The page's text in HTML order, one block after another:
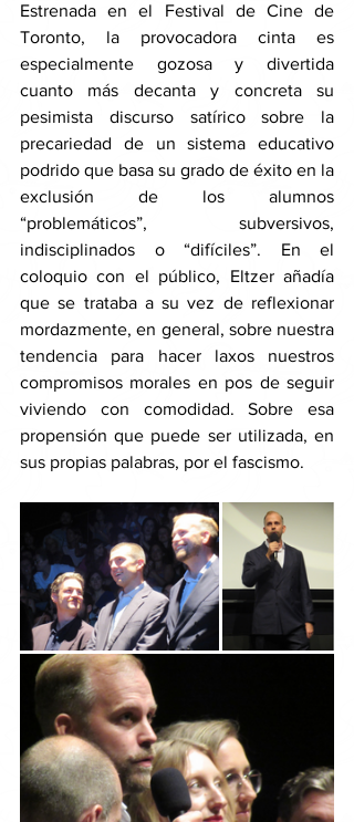
Estrenada en el Festival de Cine de
Toronto, la provocadora cinta es
especialmente gozosa y divertida
cuanto más decanta y concreta su
pesimista discurso satírico sobre la
precariedad de un sistema educativo
podrido que basa su grado de éxito en la
exclusión de los alumnos
“problemáticos”, subversivos,
indisciplinados o “difíciles”. En el
coloquio con el público, Eltzer añadía
que se trataba a su vez de reflexionar
mordazmente, en general, sobre nuestra
tendencia para hacer laxos nuestros
compromisos morales en pos de seguir
viviendo con comodidad. Sobre esa
propensión que puede ser utilizada, en
sus propias palabras, por el fascismo.